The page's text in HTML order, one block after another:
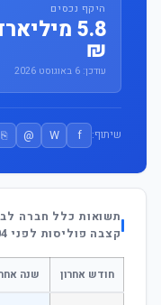
היקף נכסים
5.8
₪
עודכן: 6 באוגוסט 2026
שיתוף: f
W
@
⎘
תשואות כלל חברה
קצבה פוליסות לפני 2004
חודש אחרון שנה